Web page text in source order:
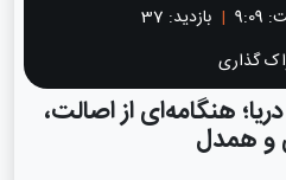
9:09
| بازدید: 37
گذاری
هنگامه‌ای از اصالت،
و همدل